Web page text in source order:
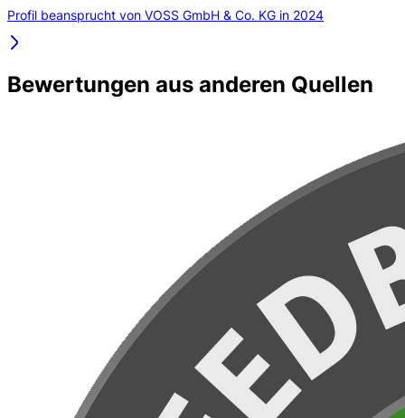
Profil beansprucht von VOSS GmbH & Co. KG in 2024
Bewertungen aus anderen Quellen